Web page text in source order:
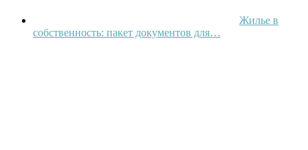
Жилье в
собственность: пакет документов для…